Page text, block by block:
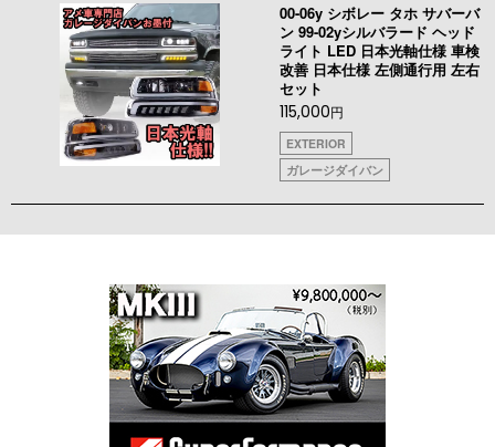
00-06y シボレー タホ サバーバ
ン 99-02yシルバラード ヘッド
ライト LED 日本光軸仕様 車検
改善 日本仕様 左側通行用 左右
セット
115,000円
EXTERIOR
ガレージダイバン